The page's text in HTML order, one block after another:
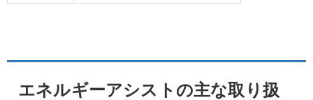
エネルギーアシストの主な取り扱